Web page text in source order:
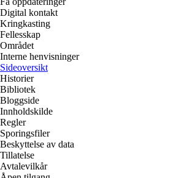
Digital kontakt
Kringkasting
Fellesskap
Området
Interne henvisninger
Sideoversikt
Historier
Bibliotek
Bloggside
Innholdskilde
Regler
Sporingsfiler
Beskyttelse av data
Tillatelse
Avtalevilkår